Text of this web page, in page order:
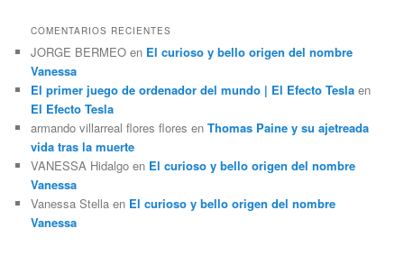
COMENTARIOS RECIENTES
JORGE BERMEO en El curioso y bello origen del nombre
Vanessa
El primer juego de ordenador del mundo | El Efecto Tesla en
El Efecto Tesla
armando villarreal flores flores enThomas Paine y su ajetreada
vida tras la muerte
VANESSA Hidalgo en El curioso y bello origen del nombre
Vanessa
Vanessa Stella en El curioso y bello origen del nombre
Vanessa